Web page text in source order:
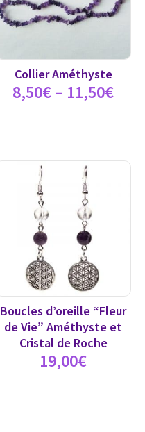
Collier Améthyste
8,50€– 11,50€
Boucles d’oreille “Fleur
de Vie” Améthyste et
Cristal de Roche
19,00€